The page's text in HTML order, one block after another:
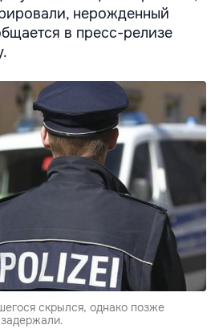
нерожденный
в пресс-релизе
скрылся, однако позже